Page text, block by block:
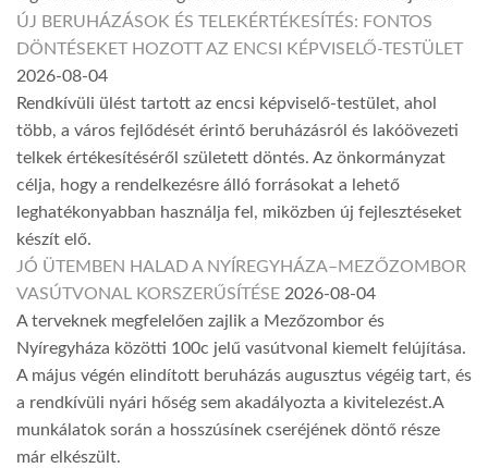
ÚJ BERUHÁZÁSOK ÉS TELEKÉRTÉKESÍTÉS: FONTOS
DÖNTÉSEKET HOZOTT AZ ENCSI KÉPVISELŐ-TESTÜLET
2026-08-04
Rendkívüli ülést tartott az encsi képviselő-testület, ahol
több, a város fejlődését érintő beruházásról és lakóövezeti
telkek értékesítéséről született döntés. Az önkormányzat
célja, hogy a rendelkezésre álló forrásokat a lehető
leghatékonyabban használja fel, miközben új fejlesztéseket
készít elő.
JÓ ÜTEMBEN HALAD A NYÍREGYHÁZA–MEZŐZOMBOR
VASÚTVONAL KORSZERŰSÍTÉSE 2026-08-04
A terveknek megfelelően zajlik a Mezőzombor és
Nyíregyháza közötti 100c jelű vasútvonal kiemelt felújítása.
A május végén elindított beruházás augusztus végéig tart, és
a rendkívüli nyári hőség sem akadályozta a kivitelezést.A
munkálatok során a hosszúsínek cseréjének döntő része
már elkészült.